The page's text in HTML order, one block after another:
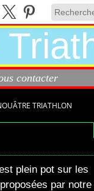
contacter
TRIATHLON
plein pot sur les
par notre